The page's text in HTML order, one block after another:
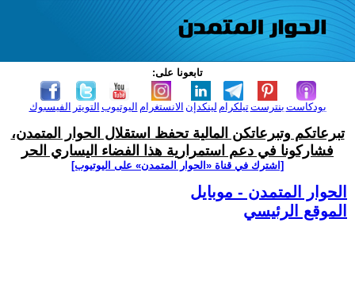
تابعونا على:
الفيسبوك التويتر اليوتيوب الانستغرام لينكدإن تيلكرامبنترست بودكاست
تبرعاتكم وتبرعاتكن المالية تحفظ استقلال الحوار المتمدن،
فشاركونا في دعم استمرارية هذا الفضاء اليساري الحر
[اشترك في قناة ‫«الحوار المتمدن» على اليوتيوب]
الحوار المتمدن - موبايل
الموقع الرئيسي